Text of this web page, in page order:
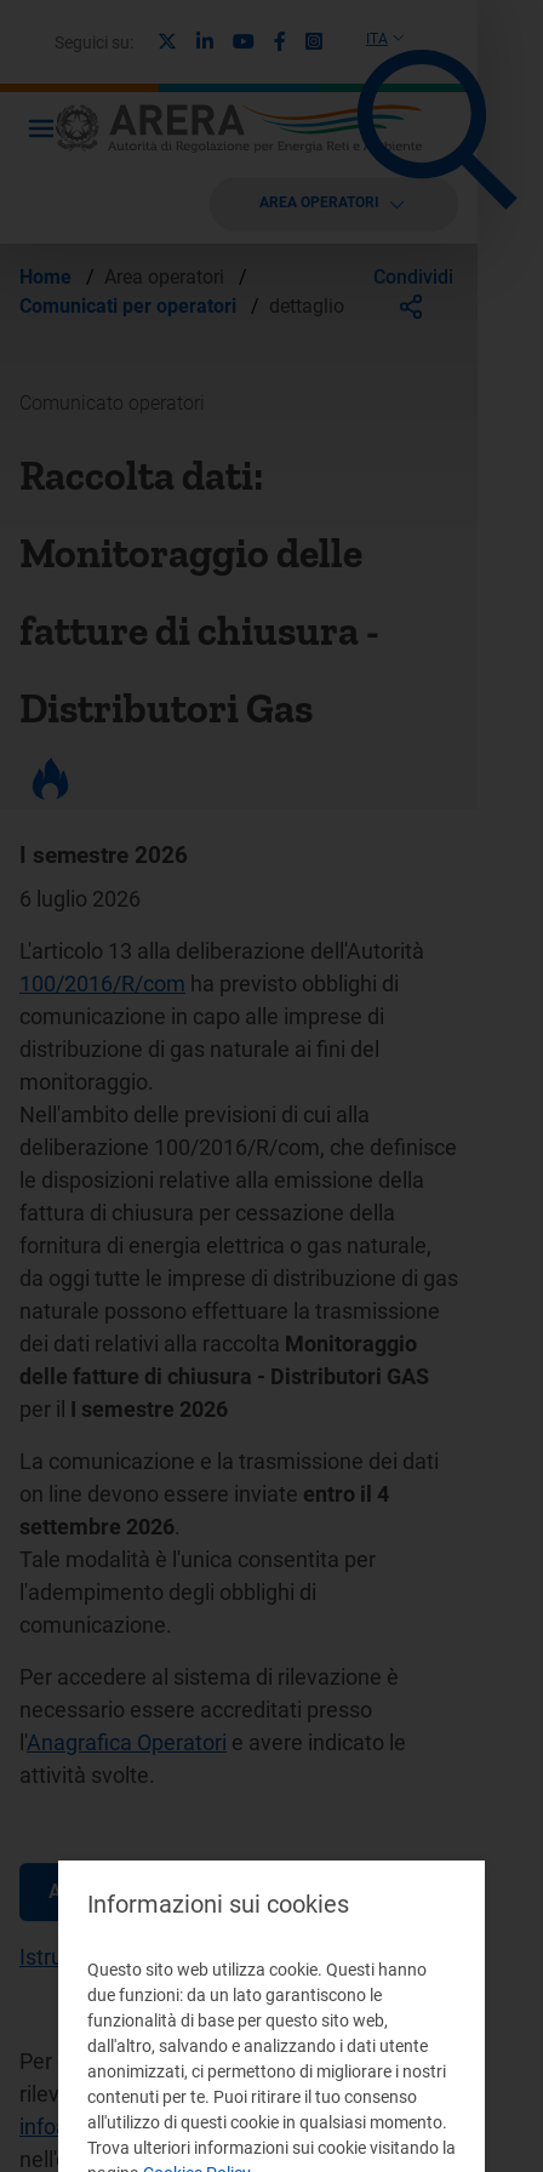
ITA
Seguici su: LinkedinYoutubeFacebook
Instagram
AREA OPERATORI
Home / Area operatori
/
Comunicati per operatori
/ dettaglio
Condividi
Comunicato operatori
Raccolta dati:
Monitoraggio delle
fatture di chiusura -
Distributori Gas
I semestre 2026
6 luglio 2026
L'articolo 13 alla deliberazione dell'Autorità
100/2016/R/com ha previsto obblighi di
comunicazione in capo alle imprese di
distribuzione di gas naturale ai fini del
monitoraggio.
Nell'ambito delle previsioni di cui alla
deliberazione 100/2016/R/com, che definisce
le disposizioni relative alla emissione della
fattura di chiusura per cessazione della
fornitura di energia elettrica o gas naturale,
da oggi tutte le imprese di distribuzione di gas
naturale possono effettuare la trasmissione
dei dati relativi alla raccolta Monitoraggio
delle fatture di chiusura - Distributori GAS
per il I semestre 2026
La comunicazione e la trasmissione dei dati
on line devono essere inviate entro il 4
settembre 2026.
Tale modalità è l'unica consentita per
l'adempimento degli obblighi di
comunicazione.
Per accedere al sistema di rilevazione è
necessario essere accreditati presso
l'Anagrafica Operatori e avere indicato le
attività svolte.
Accesso alle raccolte
Istruzioni per la compilazione
Per eventuali informazioni sui contenuti della
rilevazione è possibile contattare
infoanagrafica@arera.it, specificando
nell'oggetto "Monitoraggio fatture di chiusura
Informazioni sui cookies
Questo sito web utilizza cookie. Questi hanno
due funzioni: da un lato garantiscono le
funzionalità di base per questo sito web,
dall'altro, salvando e analizzando i dati utente
anonimizzati, ci permettono di migliorare i nostri
contenuti per te. Puoi ritirare il tuo consenso
all'utilizzo di questi cookie in qualsiasi momento.
Trova ulteriori informazioni sui cookie visitando la